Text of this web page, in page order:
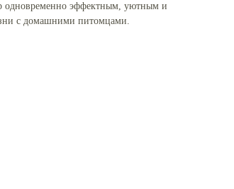
одновременно эффектным, уютным и
с домашними питомцами.